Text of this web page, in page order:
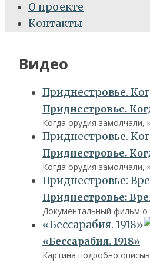
О проекте
Контакты
Видео
Приднестровье.
Приднестровье.
Когда орудия
Приднестровье.
Приднестровье.
Когда орудия
Приднестровье:
Приднестровье:
Документальный фильм о
«Бессарабия. 1918»
«Бессарабия. 1918»
Картина подробно